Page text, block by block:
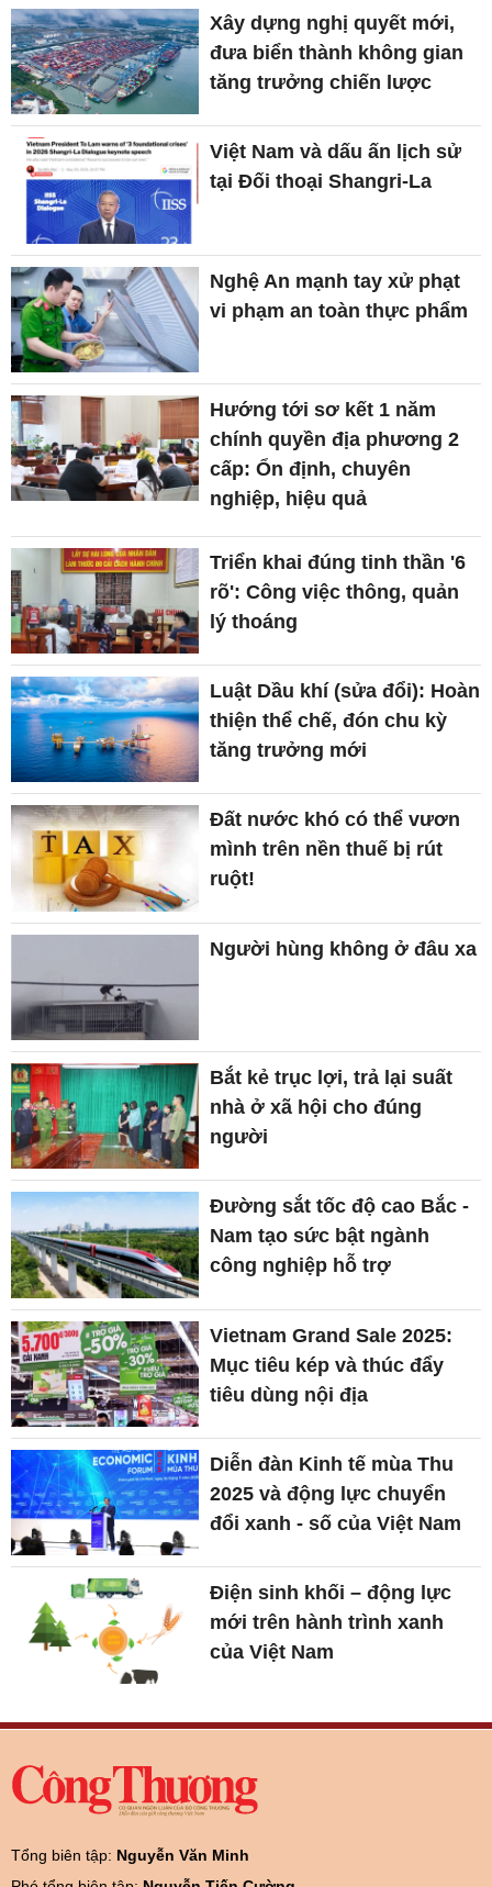
Xây dựng nghị quyết mới,
đưa biển thành không gian
tăng trưởng chiến lược
Việt Nam và dấu ấn lịch sử
tại Đối thoại Shangri-La
Nghệ An mạnh tay xử phạt
vi phạm an toàn thực phẩm
Hướng tới sơ kết 1 năm
chính quyền địa phương 2
cấp: Ổn định, chuyên
nghiệp, hiệu quả
Triển khai đúng tinh thần '6
rõ': Công việc thông, quản
lý thoáng
Luật Dầu khí (sửa đổi): Hoàn
thiện thể chế, đón chu kỳ
tăng trưởng mới
Đất nước khó có thể vươn
mình trên nền thuế bị rút
ruột!
Người hùng không ở đâu xa
Bắt kẻ trục lợi, trả lại suất
nhà ở xã hội cho đúng
người
Đường sắt tốc độ cao Bắc -
Nam tạo sức bật ngành
công nghiệp hỗ trợ
Vietnam Grand Sale 2025:
Mục tiêu kép và thúc đẩy
tiêu dùng nội địa
Diễn đàn Kinh tế mùa Thu
2025 và động lực chuyển
đổi xanh - số của Việt Nam
Điện sinh khối – động lực
mới trên hành trình xanh
của Việt Nam
Tổng biên tập: Nguyễn Văn Minh